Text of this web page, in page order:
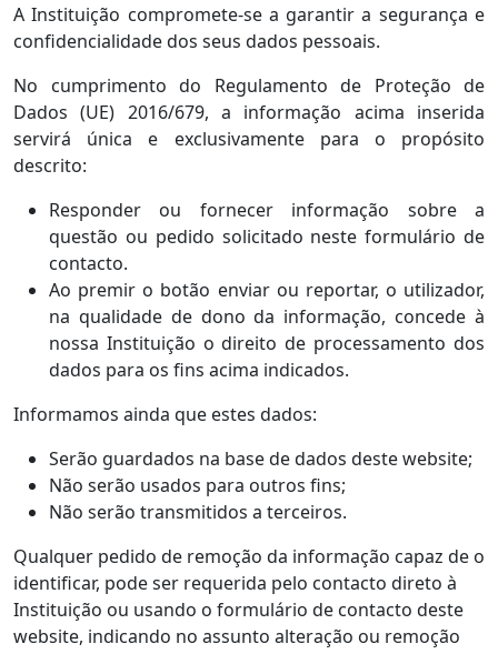
A Instituição compromete-se a garantir a segurança e
confidencialidade dos seus dados pessoais.
No cumprimento do Regulamento de Proteção de
Dados (UE) 2016/679, a informação acima inserida
servirá única e exclusivamente para o propósito
descrito:
Responder ou fornecer informação sobre a
questão ou pedido solicitado neste formulário de
contacto.
Ao premir o botão enviar ou reportar, o utilizador,
na qualidade de dono da informação, concede à
nossa Instituição o direito de processamento dos
dados para os fins acima indicados.
Informamos ainda que estes dados:
Serão guardados na base de dados deste website;
Não serão usados para outros fins;
Não serão transmitidos a terceiros.
Qualquer pedido de remoção da informação capaz de o
identificar, pode ser requerida pelo contacto direto à
Instituição ou usando o formulário de contacto deste
website, indicando no assunto alteração ou remoção